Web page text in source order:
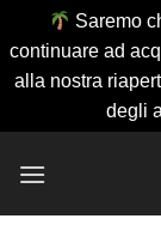
Saremo
continuare ad
alla nostra
degli